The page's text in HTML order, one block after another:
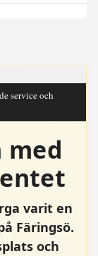
service och
varit en
Färingsö.
och